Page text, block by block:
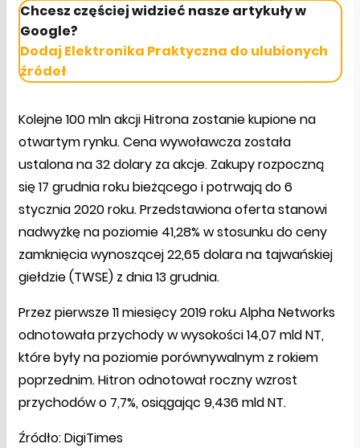
Chcesz częściej widzieć nasze artykuły w
Google?
Dodaj Elektronika Praktyczna do ulubionych
źródeł
Kolejne 100 mln akcji Hitrona zostanie kupione na
otwartym rynku. Cena wywoławcza została
ustalona na 32 dolary za akcje. Zakupy rozpoczną
się 17 grudnia roku bieżącego i potrwają do 6
stycznia 2020 roku. Przedstawiona oferta stanowi
nadwyżkę na poziomie 41,28% w stosunku do ceny
zamknięcia wynoszącej 22,65 dolara na tajwańskiej
giełdzie (TWSE) z dnia 13 grudnia.
Przez pierwsze 11 miesięcy 2019 roku Alpha Networks
odnotowała przychody w wysokości 14,07 mld NT,
które były na poziomie porównywalnym z rokiem
poprzednim. Hitron odnotował roczny wzrost
przychodów o 7,7%, osiągając 9,436 mld NT.
Źródło: DigiTimes